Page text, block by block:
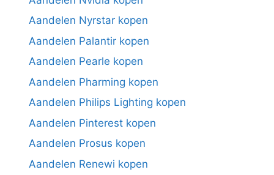
Aandelen Nyrstar kopen
Aandelen Palantir kopen
Aandelen Pearle kopen
Aandelen Pharming kopen
Aandelen Philips Lighting kopen
Aandelen Pinterest kopen
Aandelen Prosus kopen
Aandelen Renewi kopen